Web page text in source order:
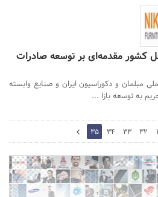
کشور مقدمه‌ای بر توسعه صادرات
مبلمان و دکوراسیون ایران و صنایع وابسته
به توسعه بازا ...
32
33
34
35
36